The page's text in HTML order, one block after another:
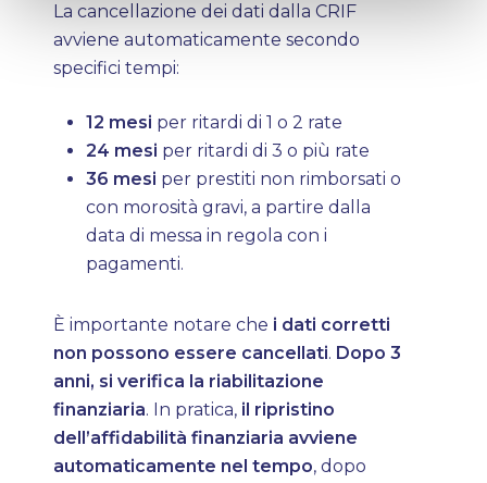
La cancellazione dei dati dalla CRIF
avviene automaticamente secondo
specifici tempi:
12 mesi per ritardi di 1 o 2 rate
24 mesi per ritardi di 3 o più rate
36 mesi per prestiti non rimborsati o
con morosità gravi, a partire dalla
data di messa in regola con i
pagamenti.
È importante notare che i dati corretti
non possono essere cancellati. Dopo 3
anni, si verifica la riabilitazione
finanziaria. In pratica, il ripristino
dell’affidabilità finanziaria avviene
automaticamente nel tempo, dopo